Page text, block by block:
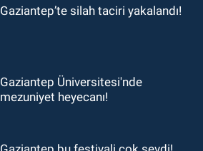
Gaziantep’te silah taciri yakalandı!
Gaziantep Üniversitesi'nde
mezuniyet heyecanı!